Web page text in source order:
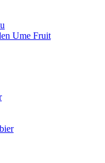
Ume Fruit